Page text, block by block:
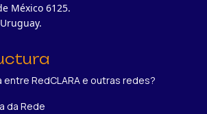
México 6125.
entre RedCLARA e outras redes?
da Rede